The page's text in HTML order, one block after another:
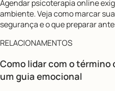
Agendar psicoterapia online
ambiente. Veja como marcar
segurança e o que preparar
RELACIONAMENTOS
Como lidar com o
um guia emocional